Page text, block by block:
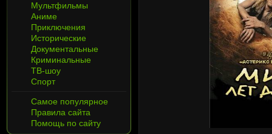
Мультфильмы
Аниме
Приключения
Исторические
Документальные
Криминальные
ТВ-шоу
Спорт
Самое популярное
Правила сайта
Помощь по сайту